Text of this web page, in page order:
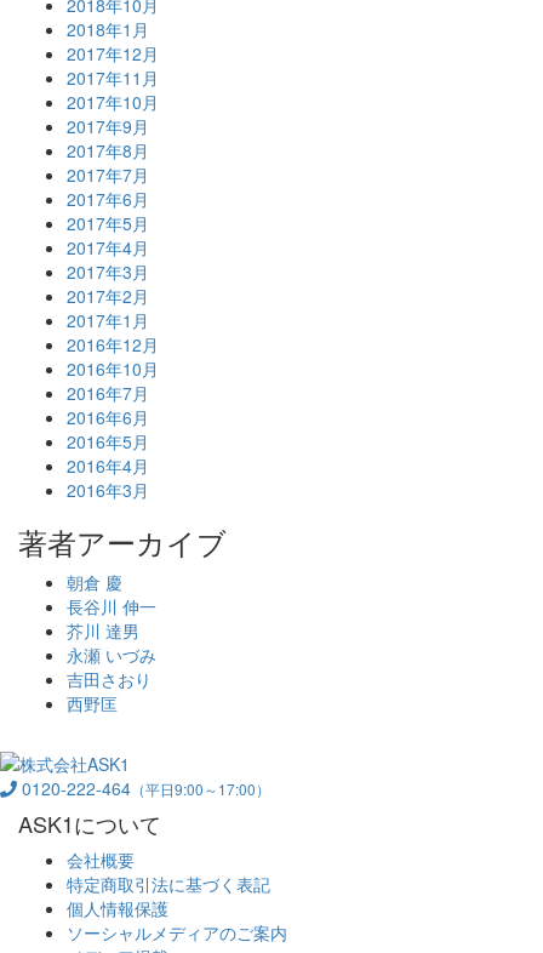
2018年1月
2017年12月
2017年11月
2017年10月
2017年9月
2017年8月
2017年7月
2017年6月
2017年5月
2017年4月
2017年3月
2017年2月
2017年1月
2016年12月
2016年10月
2016年7月
2016年6月
2016年5月
2016年4月
2016年3月
著者アーカイブ
朝倉 慶
長谷川 伸一
芥川 達男
永瀬 いづみ
吉田さおり
西野匡
0120-222-464 （平日9:00～17:00）
ASK1について
会社概要
特定商取引法に基づく表記
個人情報保護
ソーシャルメディアのご案内